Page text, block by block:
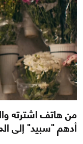
من هاتف اشترته
أدهم "سبيد" إلى